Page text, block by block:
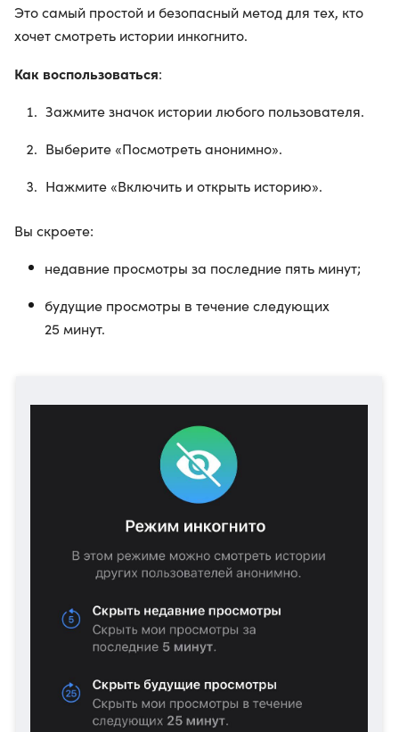
Это самый простой и безопасный метод для тех, кто
хочет смотреть истории инкогнито.
Как воспользоваться:
Зажмите значок истории любого пользователя.
Выберите «Посмотреть анонимно».
Нажмите «Включить и открыть историю».
Вы скроете:
недавние просмотры за последние пять минут;
будущие просмотры в течение следующих
25 минут.